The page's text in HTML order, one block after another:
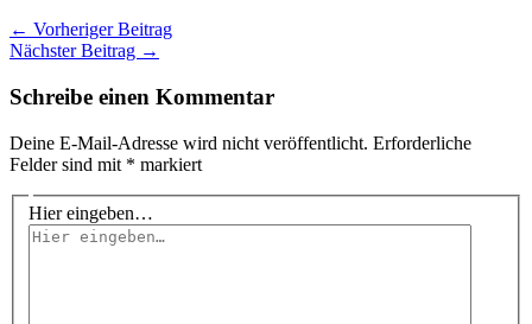
← Vorheriger Beitrag
Nächster Beitrag →
Schreibe einen Kommentar
Deine E-Mail-Adresse wird nicht veröffentlicht. Erforderliche
Felder sind mit * markiert
Hier eingeben…